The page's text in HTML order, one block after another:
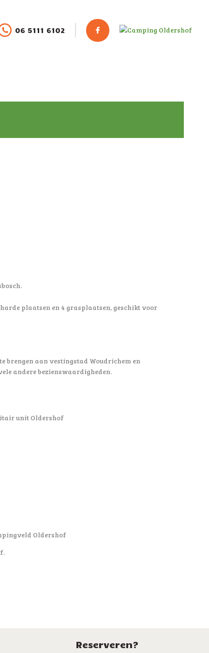
06 5111 6102
plaatsen en 4 grasplaatsen, geschikt voor
brengen aan vestingstad Woudrichem en
andere bezienswaardigheden.
unit Oldershof
Oldershof
Reserveren?